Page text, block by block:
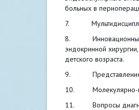
больных в
7.
8. Инновационные
эндокринной
детского возраста.
9. Представление
10. Молекулярно-
11. Вопросы